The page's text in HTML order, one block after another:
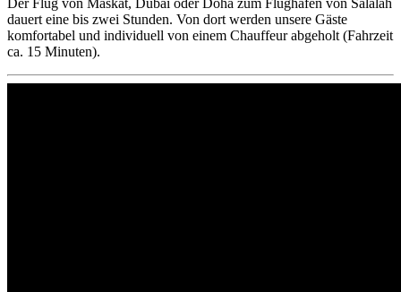
dauert eine bis zwei Stunden. Von dort werden unsere Gäste
komfortabel und individuell von einem Chauffeur abgeholt (Fahrzeit
ca. 15 Minuten).